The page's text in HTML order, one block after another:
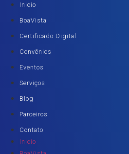
Inicio
BoaVista
Certificado Digital
Convênios
Eventos
Serviços
Blog
Parceiros
Contato
Inicio